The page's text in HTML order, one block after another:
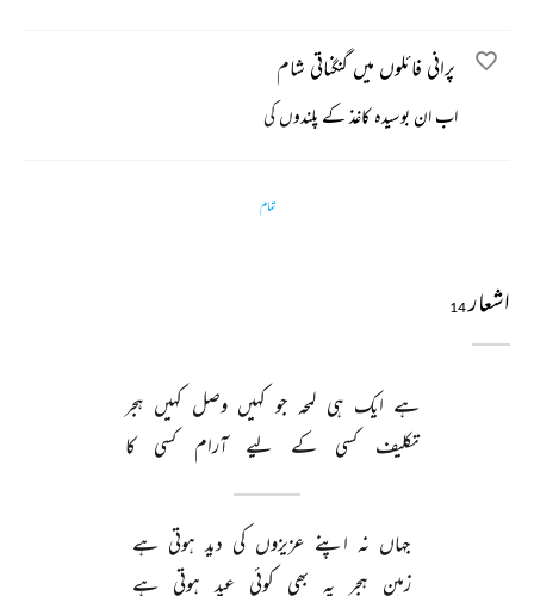
پرانی فائلوں میں گنگناتی شام
اب ان بوسیدہ کاغذ کے پلندوں کی
تمام
اشعار14
ہے ایک ہی لمحہ جو کہیں وصل کہیں ہجر
تکلیف
کسی کے لیے آرام کسی کا
جہاں نہ اپنے عزیزوں کی دید ہوتی ہے
زمین ہجر پہ بھی کوئی عید ہوتی ہے